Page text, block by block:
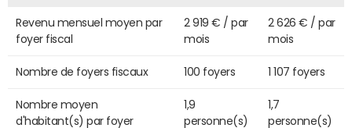
Revenu mensuel moyen par
foyer fiscal
2 919 € / par
mois
2 626 € / par
mois
Nombre de foyers fiscaux 100 foyers 1 107 foyers
Nombre moyen
d'habitant(s) par foyer
1,9
personne(s)
1,7
personne(s)